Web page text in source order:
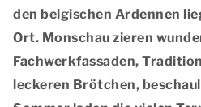
den belgischen Ardennen
Ort. Monschau zieren
Fachwerkfassaden,
leckeren Brötchen,